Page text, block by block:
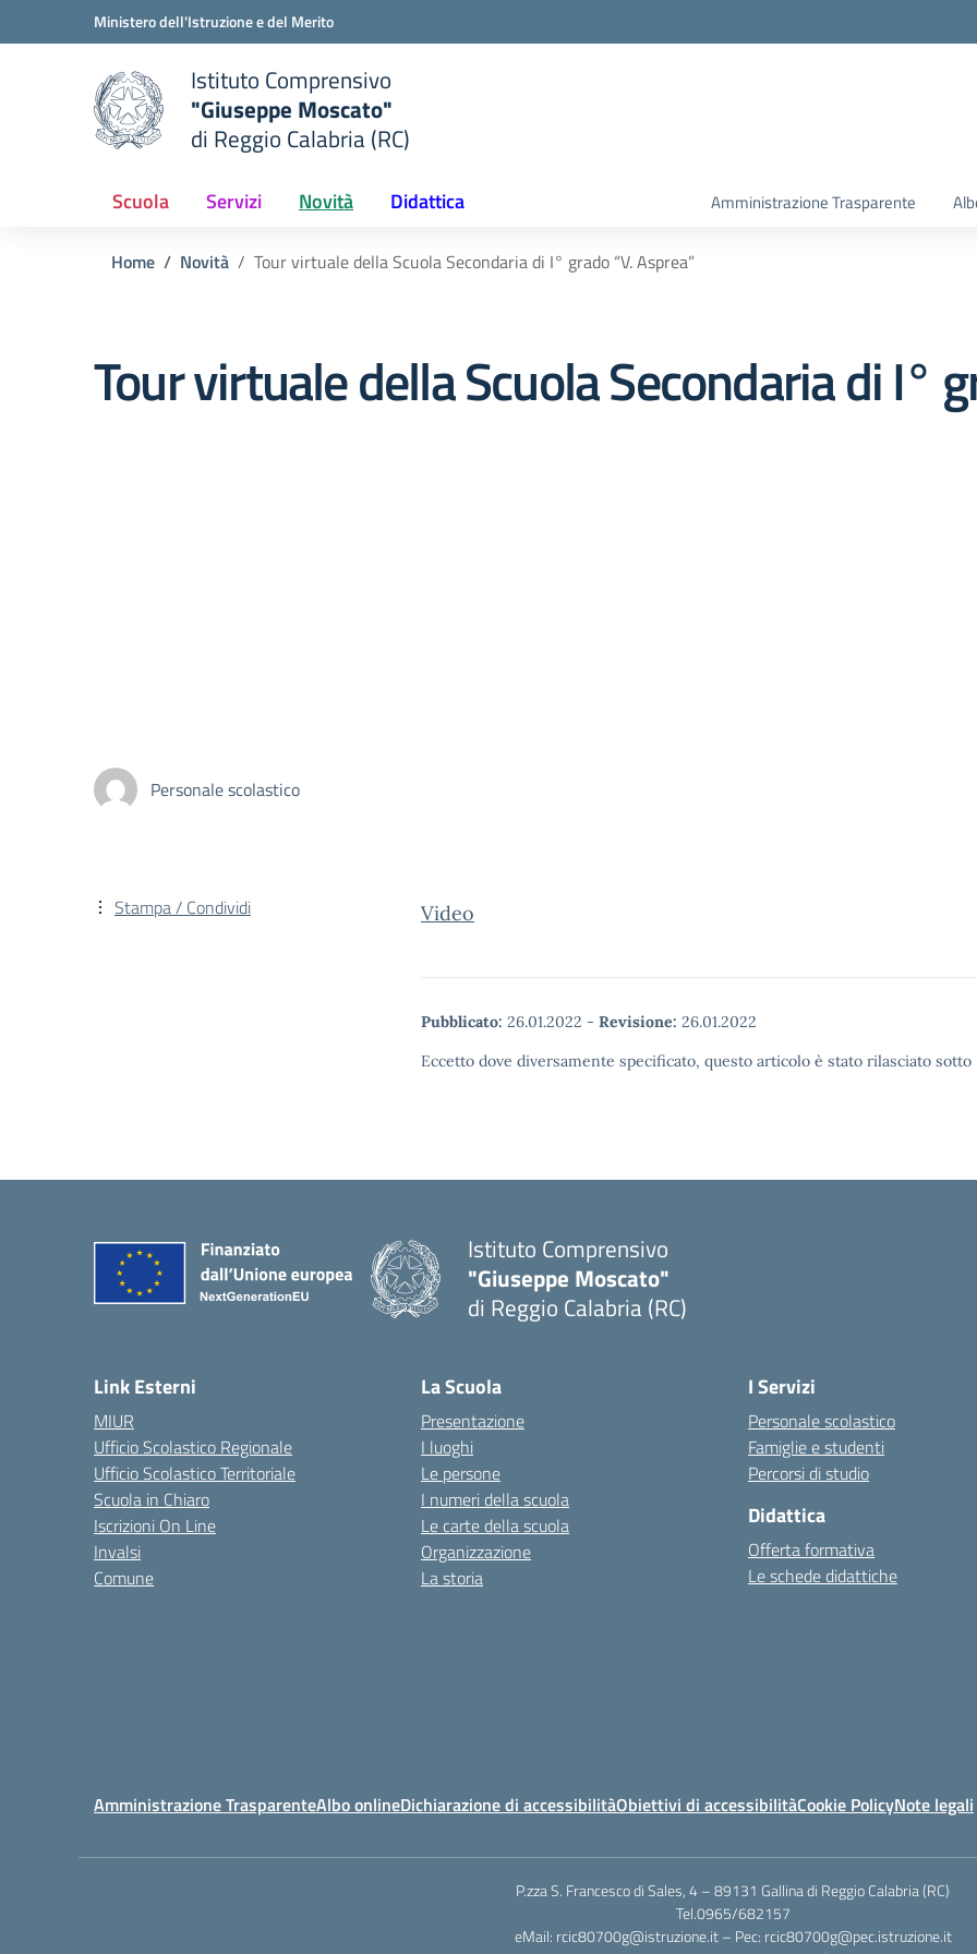
Vai ai contenuti
Vai al menu di navigazioneMinistero dell'Istruzione e del Merito
scuola
Istituto Comprensivo
"Giuseppe Moscato"
di Reggio Calabria (RC)
Scuola Servizi Novità Didattica Amministrazione Trasparente
Home Novità Tour virtuale della Scuola Secondaria di I° grado “V. Asprea”
Tour virtuale della Scuola Secondaria di I°
Personale scolastico
Video
Pubblicato: 26.01.2022 - Revisione: 26.01.2022
Eccetto dove diversamente specificato, questo articolo è stato rilasciato
Stampa / Condividi
Istituto Comprensivo
"Giuseppe Moscato"
di Reggio Calabria (RC)
Link Esterni
MIUR
Ufficio Scolastico Regionale
Ufficio Scolastico Territoriale
Scuola in Chiaro
Iscrizioni On Line
Invalsi
Comune
La Scuola
Presentazione
I luoghi
Le persone
I numeri della scuola
Le carte della scuola
Organizzazione
La storia
I Servizi
Personale scolastico
Famiglie e studenti
Percorsi di studio
Didattica
Offerta formativa
Le schede didattiche
Amministrazione TrasparenteAlbo onlineDichiarazione di accessibilitàObiettivi di accessibilitàCookie PolicyNote legali
P.zza S. Francesco di Sales, 4 – 89131 Gallina di Reggio Calabria (RC)
Tel.0965/682157
eMail: rcic80700g@istruzione.it – Pec: rcic80700g@pec.istruzione.it